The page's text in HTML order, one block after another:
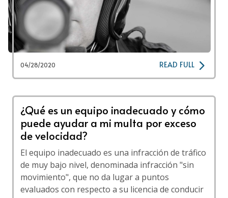
04/28/2020 READ FULL
¿Qué es un equipo inadecuado y cómo
puede ayudar a mi multa por exceso
de velocidad?
El equipo inadecuado es una infracción de tráfico
de muy bajo nivel, denominada infracción "sin
movimiento", que no da lugar a puntos
evaluados con respecto a su licencia de conducir